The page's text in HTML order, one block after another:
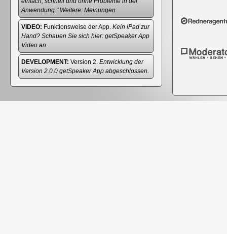
Anwendung." Weitere: Meinungen
VIDEO: Funktionsweise der App. Kein iPad zur
Hand? Schauen Sie sich hier: getSpeaker App
Video an
DEVELOPMENT: Version 2. Entwicklung der
Version 2.0.0 getSpeaker App abgeschlossen.